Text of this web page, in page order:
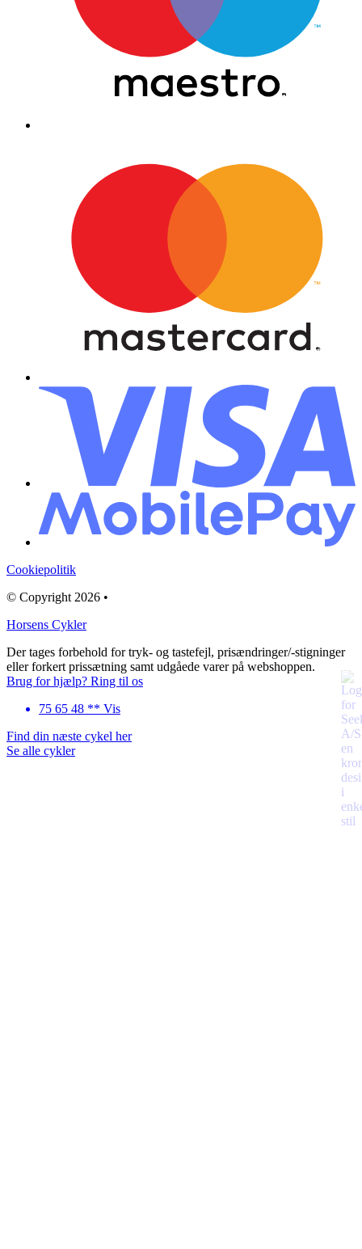
Cookiepolitik
© Copyright 2026 •
Horsens Cykler
Der tages forbehold for tryk- og tastefejl, prisændringer/-stigninger
eller forkert prissætning samt udgåede varer på webshoppen.
Brug for hjælp? Ring til os
75 65 48 ** Vis
Find din næste cykel her
Se alle cykler